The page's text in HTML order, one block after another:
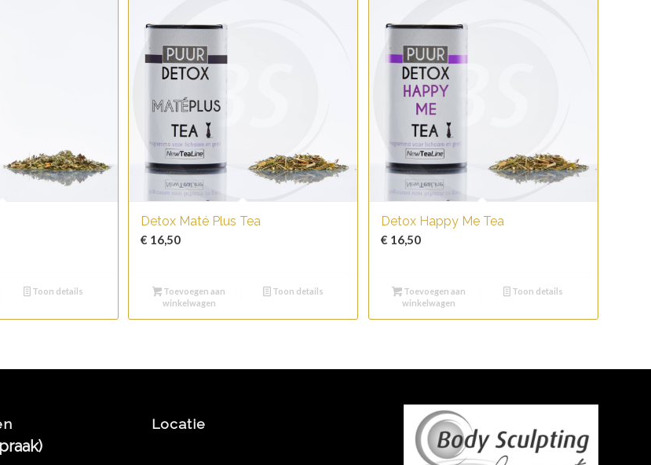
Toon details
Detox Maté Plus Tea
€ 16,50
Toevoegen aan
winkelwagen
Toon details
Detox Happy Me Tea
€ 16,50
Toevoegen aan
winkelwagen
Toon details
Locatie